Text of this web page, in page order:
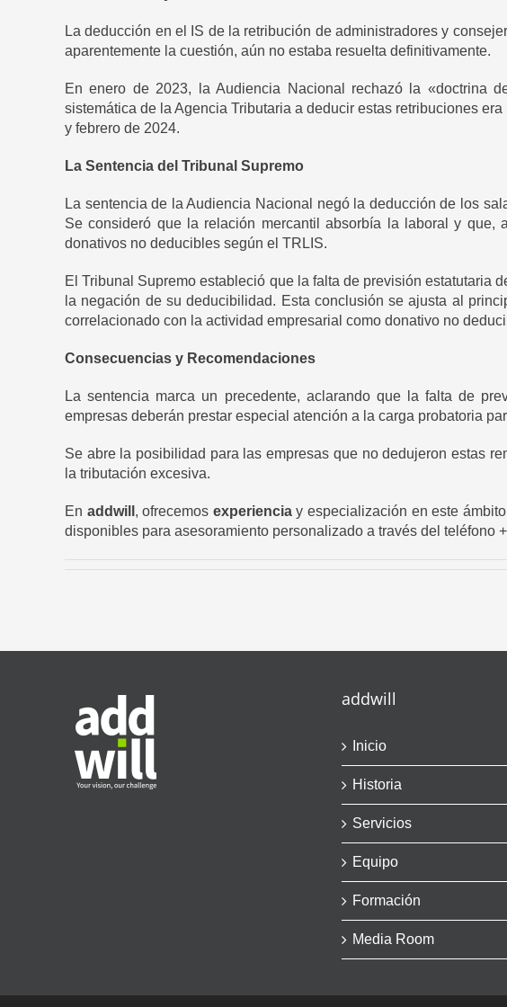
La deducción en el IS de la retribución de administradores y
aparentemente la cuestión, aún no estaba resuelta definitivamente.
En enero de 2023, la Audiencia Nacional rechazó la «doctrina
sistemática de la Agencia Tributaria a deducir estas retribuciones
y febrero de 2024.
La Sentencia del Tribunal Supremo
La sentencia de la Audiencia Nacional negó la deducción de los
Se consideró que la relación mercantil absorbía la laboral y que,
donativos no deducibles según el TRLIS.
El Tribunal Supremo estableció que la falta de previsión estatutaria
la negación de su deducibilidad. Esta conclusión se ajusta al
correlacionado con la actividad empresarial como donativo no
Consecuencias y Recomendaciones
La sentencia marca un precedente, aclarando que la falta de
empresas deberán prestar especial atención a la carga probatoria
Se abre la posibilidad para las empresas que no dedujeron estas
la tributación excesiva.
En addwill , ofrecemos experienciay especialización en este
disponibles para asesoramiento personalizado a través del
addwill
Inicio
Historia
Servicios
Equipo
Formación
Media Room